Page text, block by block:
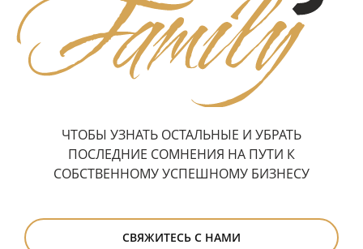
ЧТОБЫ УЗНАТЬ ОСТАЛЬНЫЕ И УБРАТЬ
ПОСЛЕДНИЕ СОМНЕНИЯ НА ПУТИ К
СОБСТВЕННОМУ УСПЕШНОМУ БИЗНЕСУ
СВЯЖИТЕСЬ С НАМИ